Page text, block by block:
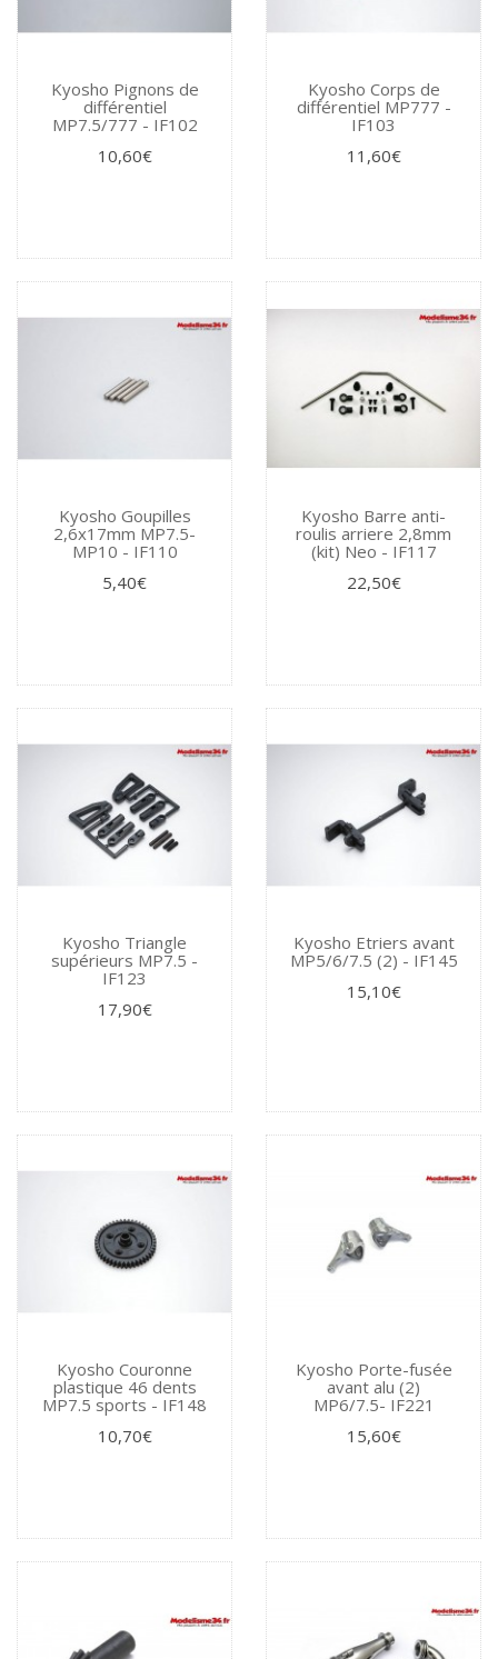
Kyosho Pignons de
différentiel
MP7.5/777 - IF102
10,60€
Kyosho Corps de
différentiel MP777 -
IF103
11,60€
Kyosho Goupilles
2,6x17mm MP7.5-
MP10 - IF110
5,40€
Kyosho Barre anti-
roulis arriere 2,8mm
(kit) Neo - IF117
22,50€
Kyosho Triangle
supérieurs MP7.5 -
IF123
17,90€
Kyosho Etriers avant
MP5/6/7.5 (2) - IF145
15,10€
Kyosho Couronne
plastique 46 dents
MP7.5 sports - IF148
10,70€
Kyosho Porte-fusée
avant alu (2)
MP6/7.5- IF221
15,60€